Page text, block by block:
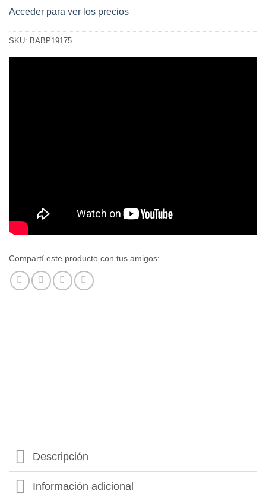
Acceder para ver los precios
SKU: BABP19175
Compartí este producto con tus amigos:
Descripción
Información adicional